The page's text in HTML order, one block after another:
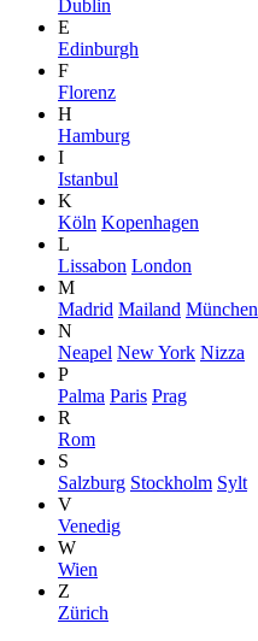
Dublin
E
Edinburgh
F
Florenz
H
Hamburg
I
Istanbul
K
Köln Kopenhagen
L
Lissabon London
M
Madrid Mailand München
N
Neapel New York Nizza
P
Palma Paris Prag
R
Rom
S
Salzburg Stockholm Sylt
V
Venedig
W
Wien
Z
Zürich